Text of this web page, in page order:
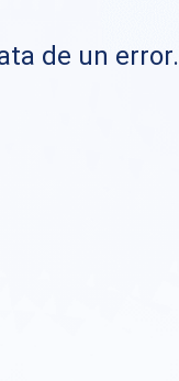
de un error.